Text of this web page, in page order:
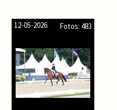
12-05-2026 Fotos: 483